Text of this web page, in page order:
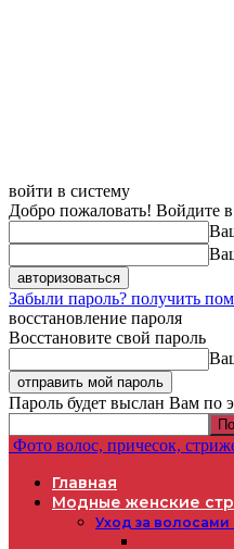
войти в систему
Добро пожаловать! Войдите
Забыли пароль? получить
восстановление пароля
Восстановите свой пароль
Пароль будет выслан Вам по
Фото волос, причесок,
Главная
Модные женские
Уход за